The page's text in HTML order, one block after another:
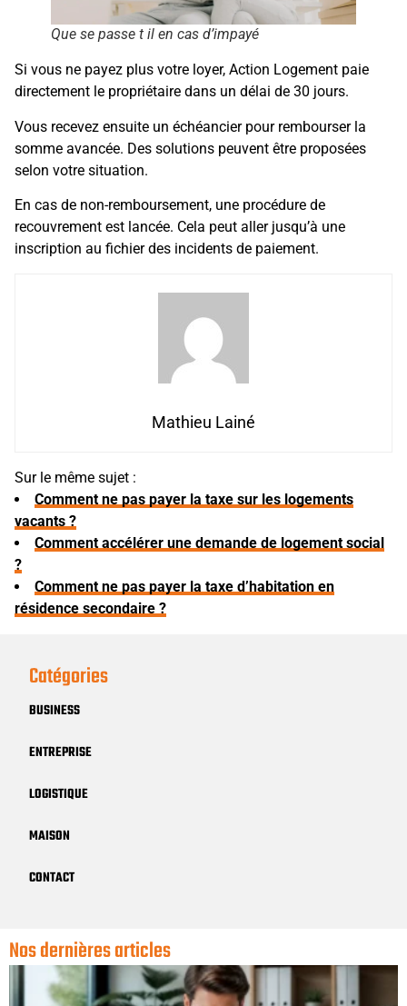
Que se passe t il en cas d’impayé
Si vous ne payez plus votre loyer, Action Logement paie
directement le propriétaire dans un délai de 30 jours.
Vous recevez ensuite un échéancier pour rembourser la
somme avancée. Des solutions peuvent être proposées
selon votre situation.
En cas de non-remboursement, une procédure de
recouvrement est lancée. Cela peut aller jusqu’à une
inscription au fichier des incidents de paiement.
Mathieu Lainé
Sur le même sujet :
Comment ne pas payer la taxe sur les logements
vacants ?
Comment accélérer une demande de logement social
?
Comment ne pas payer la taxe d’habitation en
résidence secondaire ?
Catégories
BUSINESS
ENTREPRISE
LOGISTIQUE
MAISON
CONTACT
Nos dernières articles